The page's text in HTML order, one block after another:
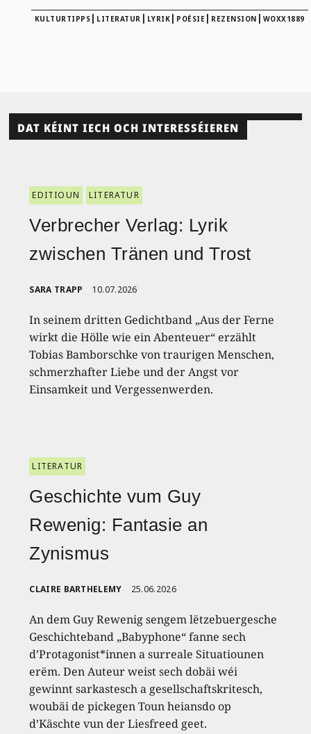
KULTURTIPPS | LITERATUR | LYRIK | POÉSIE | REZENSION | WOXX1889
DAT KÉINT IECH OCH INTERESSÉIEREN
EDITIOUN LITERATUR
Verbrecher Verlag: Lyrik
zwischen Tränen und Trost
SARA TRAPP 10.07.2026
In seinem dritten Gedichtband „Aus der Ferne
wirkt die Hölle wie ein Abenteuer“ erzählt
Tobias Bamborschke von traurigen Menschen,
schmerzhafter Liebe und der Angst vor
Einsamkeit und Vergessenwerden.
LITERATUR
Geschichte vum Guy
Rewenig: Fantasie an
Zynismus
CLAIRE BARTHELEMY 25.06.2026
An dem Guy Rewenig sengem lëtzebuergesche
Geschichteband „Babyphone“ fanne sech
d’Protagonist*innen a surreale Situatiounen
erëm. Den Auteur weist sech dobäi wéi
gewinnt sarkastesch a gesellschaftskritesch,
woubäi de pickegen Toun heiansdo op
d’Käschte vun der Liesfreed geet.